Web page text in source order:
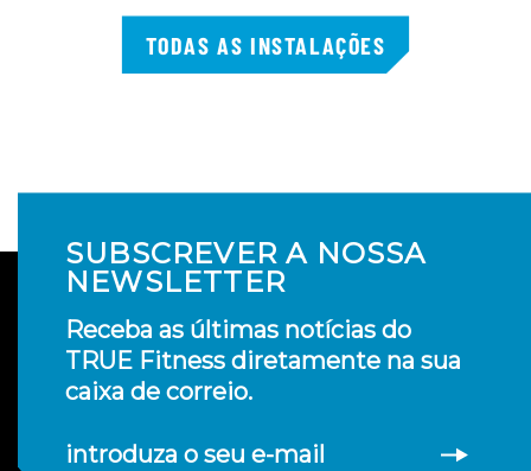
TODAS AS INSTALAÇÕES
SUBSCREVER A NOSSA
NEWSLETTER
Receba as últimas notícias do
TRUE Fitness diretamente na sua
caixa de correio.
introduza o seu e-mail